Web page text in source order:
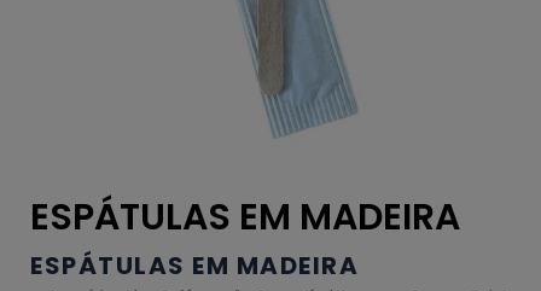
ESPÁTULAS EM MADEIRA
ESPÁTULAS EM MADEIRA